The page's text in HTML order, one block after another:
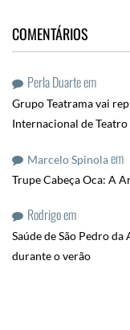
COMENTÁRIOS
Perla Duarteem
Grupo Teatrama vai
Internacional de Teatro
Marcelo Spinolaem
Trupe Cabeça Oca: A
Rodrigoem
Saúde de São Pedro
durante o verão